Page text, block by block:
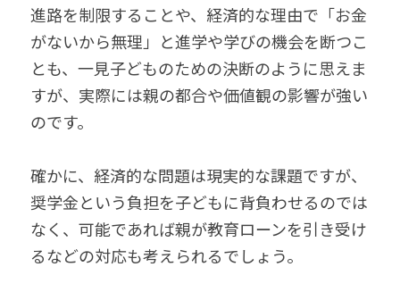
進路を制限することや、経済的な理由で「お金
がないから無理」と進学や学びの機会を断つこ
とも、一見子どものための決断のように思えま
すが、実際には親の都合や価値観の影響が強い
のです。
確かに、経済的な問題は現実的な課題ですが、
奨学金という負担を子どもに背負わせるのでは
なく、可能であれば親が教育ローンを引き受け
るなどの対応も考えられるでしょう。